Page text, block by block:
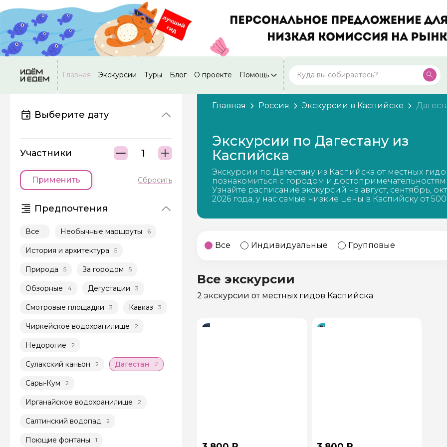
Главная Экскурсии Туры Блог О проекте Помощь
Москва
Россия
Нижний Новгород 49 экскурсий
Калининград
Россия
28 экскурсий
Кисловодск
Россия
20 экскурсий
Дербент
Посмотреть все города
Выберите дату
Участники
Применить Сбросить
Предпочтения
Все Необычные маршруты 6
История и архитектура 5
Природа 5 За городом 5
Обзорные 4 Дегустации 3
Смотровые площадки 3 Кавказ 3
Чиркейское водохранилище 2
Недорогие 2
Сулакский каньон 2 Дагестан 2
Сары-Кум 2
Ирганайское водохранилище 2
Салтинский водопад 2
Поющие фонтаны 1
Главная Россия Экскурсии в Каспийске
Экскурсии по Дагестану из
Каспийска
Экскурсии по Дагестану из Каспийска от местных
познакомиться с городом и
Узнайте расписание экскурсий на август, сентябрь,
2026 года, у нас самые низкие цены в Каспийску от
Все Индивидуальные Групповые
Все экскурсии
2 экскурсии от местных гидов Каспийска